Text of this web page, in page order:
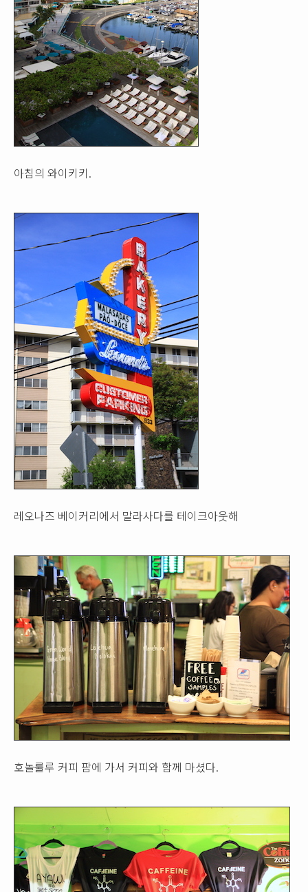
아침의 와이키키.
레오나즈 베이커리에서 말라사다를 테이크아웃해
호놀룰루 커피 팜에 가서 커피와 함께 마셨다.